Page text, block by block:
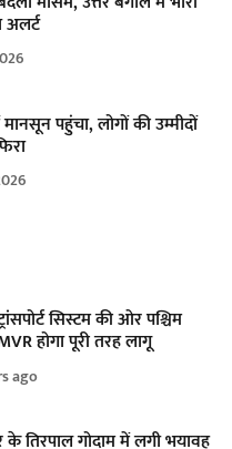
अलर्ट
पहुंचा, लोगों की उम्मीदों
सिस्टम की ओर पश्चिम
होगा पूरी तरह लागू
ago
के तिरपाल गोदाम में लगी भयावह